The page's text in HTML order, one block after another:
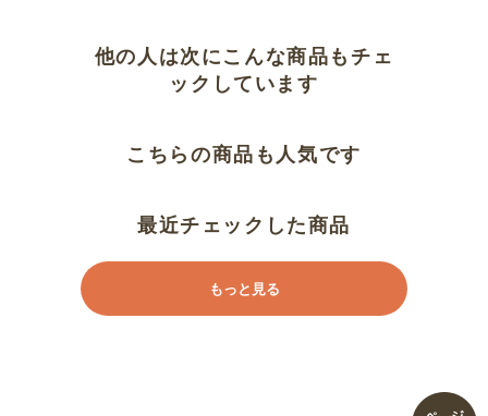
他の人は次にこんな商品もチェ
ックしています
こちらの商品も人気です
最近チェックした商品
もっと見る